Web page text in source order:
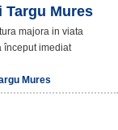
Mures
majora in viata
început imediat
Mures